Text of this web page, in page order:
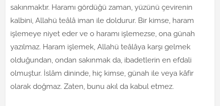
sakınmaktır. Haramı gördüğü zaman, yüzünü çevirenin
kalbini, Allahü teâlâ iman ile doldurur. Bir kimse, haram
işlemeye niyet eder ve o haramı işlemezse, ona günah
yazılmaz. Haram işlemek, Allahü teâlâya karşı gelmek
olduğundan, ondan sakınmak da, ibadetlerin en efdali
olmuştur. İslâm dininde, hiç kimse, günah ile veya kâfir
olarak doğmaz. Zaten, bunu akıl da kabul etmez.